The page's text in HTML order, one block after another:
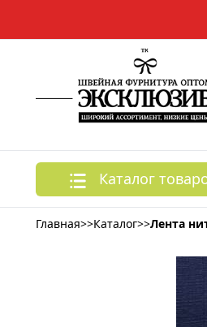
Каталог
Главная>>Каталог>>Лента